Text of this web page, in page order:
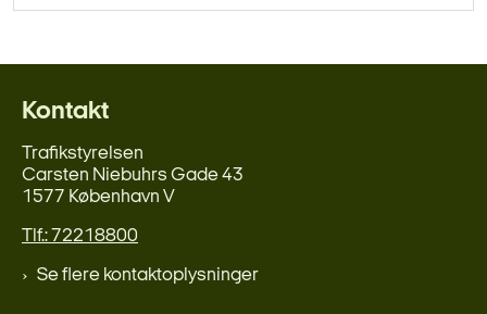
Kontakt
Trafikstyrelsen
Carsten Niebuhrs Gade 43
1577 København V
Tlf.: 72218800
Se flere kontaktoplysninger